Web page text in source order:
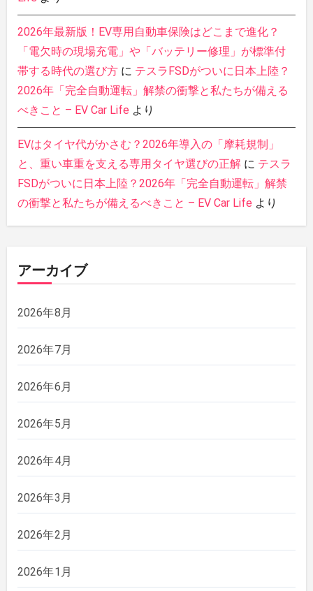
2026年最新版！EV専用自動車保険はどこまで進化？
「電欠時の現場充電」や「バッテリー修理」が標準付
帯する時代の選び方に テスラFSDがついに日本上陸？
2026年「完全自動運転」解禁の衝撃と私たちが備える
べきこと – EV Car Life より
EVはタイヤ代がかさむ？2026年導入の「摩耗規制」
と、重い車重を支える専用タイヤ選びの正解に テスラ
FSDがついに日本上陸？2026年「完全自動運転」解禁
の衝撃と私たちが備えるべきこと – EV Car Life より
アーカイブ
2026年8月
2026年7月
2026年6月
2026年5月
2026年4月
2026年3月
2026年2月
2026年1月